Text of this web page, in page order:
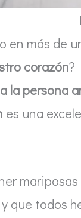
en más de
corazón?
la persona
es una
que todos